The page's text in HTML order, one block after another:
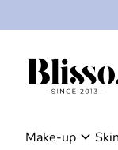
Home
c
k
w
a
n
shopping_cart
Home
Make-up expand_more